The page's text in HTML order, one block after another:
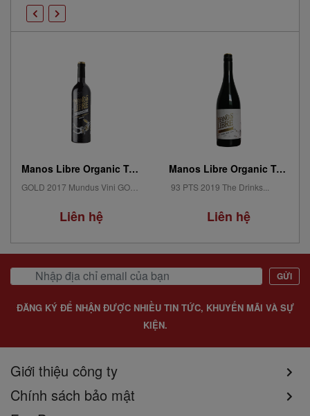
Manos Libre Organic Tempranillo - Vdlt Castilla
Liên hệ
Manos Libre Organic Tempranillo - Vdlt Castilla
93 PTS 2019 The Drinks...
Liên hệ
GỬI
ĐĂNG KÝ ĐỂ NHẬN ĐƯỢC NHIỀU TIN TỨC, KHUYẾN MÃI VÀ SỰ
KIỆN.
Giới thiệu công ty
Chính sách bảo mật